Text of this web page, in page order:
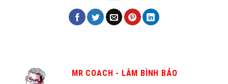
MR COACH - LÂM BÌNH BẢO